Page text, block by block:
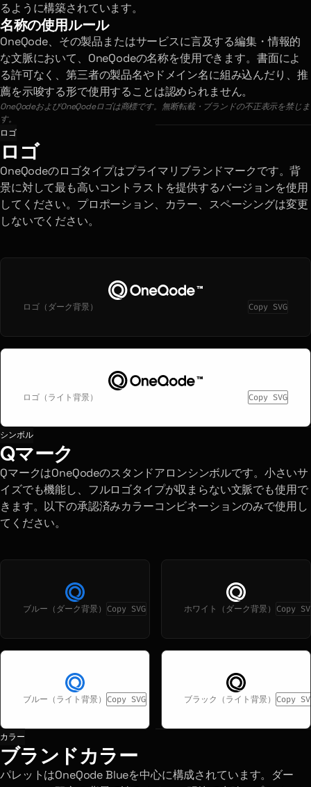
るように構築されています。
名称の使用ルール
OneQode、その製品またはサービスに言及する編集・情報的
な文脈において、OneQodeの名称を使用できます。書面によ
る許可なく、第三者の製品名やドメイン名に組み込んだり、推
薦を示唆する形で使用することは認められません。
OneQodeおよびOneQodeロゴは商標です。無断転載・ブランドの不正表示を禁じま
す。
ロゴ
ロゴ
OneQodeのロゴタイプはプライマリブランドマークです。背
景に対して最も高いコントラストを提供するバージョンを使用
してください。プロポーション、カラー、スペーシングは変更
しないでください。
ロゴ（ダーク背景） Copy SVG
ロゴ（ライト背景） Copy SVG
シンボル
Qマーク
QマークはOneQodeのスタンドアロンシンボルです。小さいサ
イズでも機能し、フルロゴタイプが収まらない文脈でも使用で
きます。以下の承認済みカラーコンビネーションのみで使用し
てください。
ブルー（ダーク背景） Copy SVG ホワイト（ダーク背景） Copy
ブルー（ライト背景） Copy SVG ブラック（ライト背景） Copy
カラー
ブランドカラー
パレットはOneQode Blueを中心に構成されています。ダー